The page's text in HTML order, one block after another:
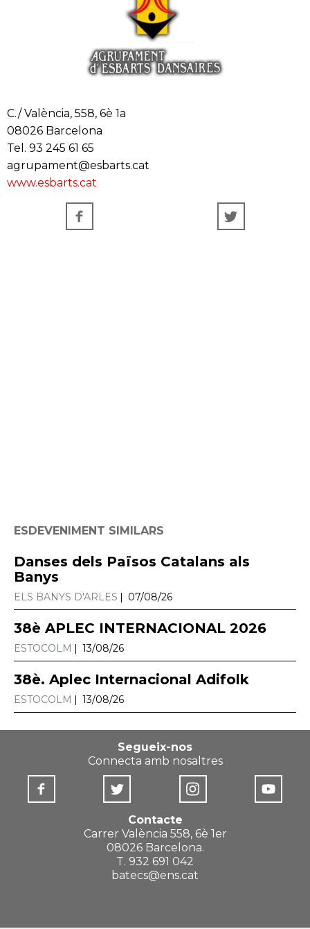
C./ València, 558, 6è 1a
08026 Barcelona
Tel. 93 245 61 65
agrupament@esbarts.cat
www.esbarts.cat
ESDEVENIMENT SIMILARS
Danses dels Països Catalans als
Banys
ELS BANYS D'ARLES 07/08/26
38è APLEC INTERNACIONAL 2026
ESTOCOLM 13/08/26
38è. Aplec Internacional Adifolk
ESTOCOLM 13/08/26
Segueix-nos
Connecta amb nosaltres
Contacte
Carrer València 558, 6è 1er
08026 Barcelona.
T. 932 691 042
batecs@ens.cat